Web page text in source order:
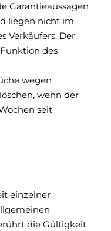
Garantieaussagen
liegen nicht im
Verkäufers. Der
des
wegen
wenn der
seit
einzelner
die Gültigkeit